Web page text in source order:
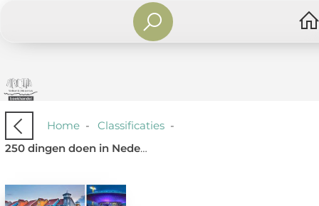
Home- Classificaties-
250 dingen doen in Nederland voor pensionado's